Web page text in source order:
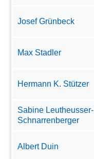
Josef Grünbeck
Max Stadler
Hermann K. Stützer
Sabine Leutheusser-
Schnarrenberger
Albert Duin